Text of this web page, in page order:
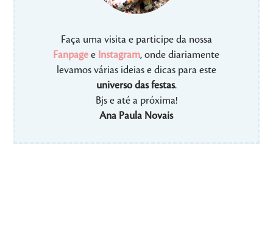
Faça uma visita e participe da nossa
Fanpage e Instagram, onde diariamente
levamos várias ideias e dicas para este
universo das festas.
Bjs e até a próxima!
Ana Paula Novais